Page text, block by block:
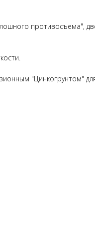
противосъема",
"Цинкогрунтом"